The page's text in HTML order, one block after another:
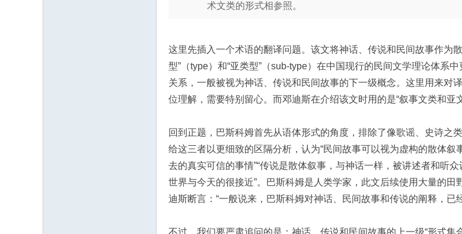
术文类的形式相参照。
这里先插入一个术语的翻译问题。该文将神话、传说和民间故事作为
型”（type）和“亚类型”（sub-type）在中国现行的民间文学理论体系
关系，一般被视为神话、传说和民间故事的下一级概念。这里用来对
位理解，需要特别留心。而邓迪斯在介绍该文时用的是“叙事文类和亚
回到正题，巴斯科姆首先从语体形式的角度，排除了像歌谣、史诗之
给这三者以更细致的区隔分析，认为“民间故事可以视为虚构的散体
去的真实可信的事情”“传说是散体叙事，与神话一样，被讲述者和听
世界与今天的很接近”。巴斯科姆是人类学家，此文后续使用大量的
迪斯断言：“一般说来，巴斯科姆对神话、民间故事和传说的阐释，已
不过，我们要严肃追问的是：神话、传说和民间故事的上一级“形式集